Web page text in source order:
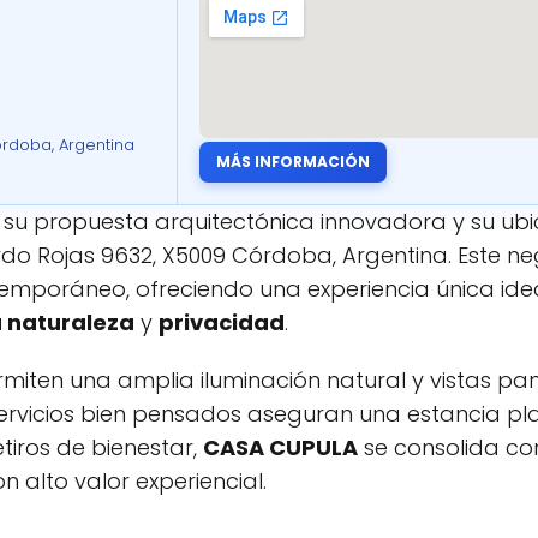
Argentina
MÁS INFORMACIÓN
propuesta arquitectónica innovadora y su
Rojas 9632, X5009 Córdoba, Argentina. Este
ofreciendo una experiencia única
naturaleza y privacidad.
una amplia iluminación natural y vistas
bien pensados aseguran una estancia
de bienestar, CASA CUPULA se consolida
alto valor experiencial.